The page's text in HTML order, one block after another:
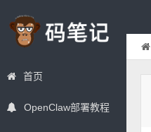
首页
OpenClaw部署教程